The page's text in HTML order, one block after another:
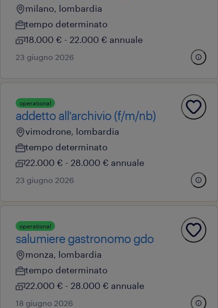
milano, lombardia
tempo determinato
18.000 € - 22.000 € annuale
23 giugno 2026
operational
addetto all'archivio (f/m/nb)
vimodrone, lombardia
tempo determinato
22.000 € - 28.000 € annuale
23 giugno 2026
operational
salumiere gastronomo gdo
monza, lombardia
tempo determinato
22.000 € - 28.000 € annuale
18 giugno 2026